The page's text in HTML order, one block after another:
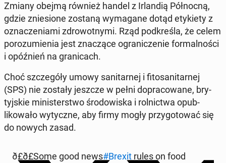
Zmiany obejmą również handel z Ir­landią Północ­ną,
gdzie znie­sione zostaną wyma­gane dotąd etyki­ety z
oz­naczeni­a­mi zdrowot­ny­mi. Rząd pod­kreśla, że celem
porozu­mienia jest znaczące ogranicze­nie for­mal­noś­ci
i opóźnień na grani­cach.
Choć szczegóły umowy san­i­tarnej i fi­tosan­i­tarnej
(SPS) nie zostały jeszcze w pełni do­pra­cow­ane, bry­
tyjskie min­is­terst­wo środowiska i rol­nict­wa op­ub­
likowało wyty­czne, aby firmy mogły przy­go­tować się
do nowych zasad.
ð£ð£­Some good news#Brexit rules on food